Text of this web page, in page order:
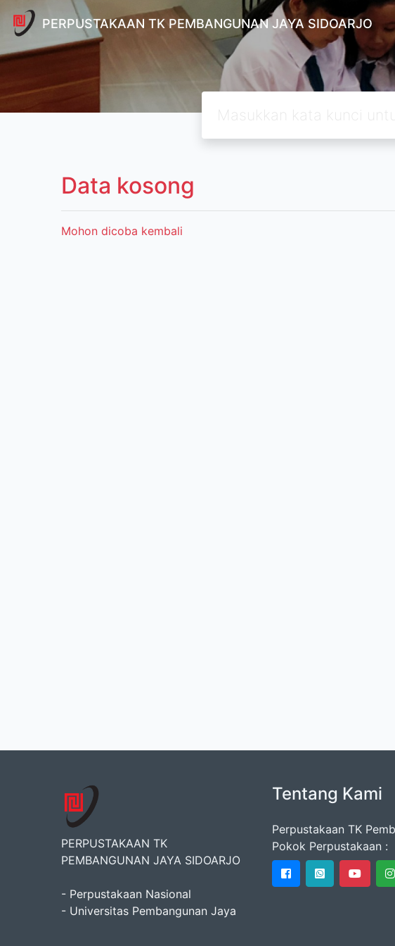
PERPUSTAKAAN TK PEMBANGUNAN JAYA SIDOARJO
Data kosong
Mohon dicoba kembali
PERPUSTAKAAN TK
PEMBANGUNAN JAYA SIDOARJO
- Perpustakaan Nasional
- Universitas Pembangunan Jaya
Tentang Kami
Perpustakaan TK
Pokok Perpustakaan :